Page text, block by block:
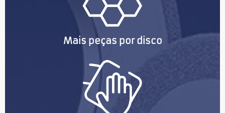
Mais peças por disco